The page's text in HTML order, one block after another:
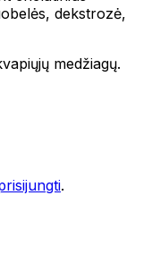
dekstrozė,
medžiagų.
.